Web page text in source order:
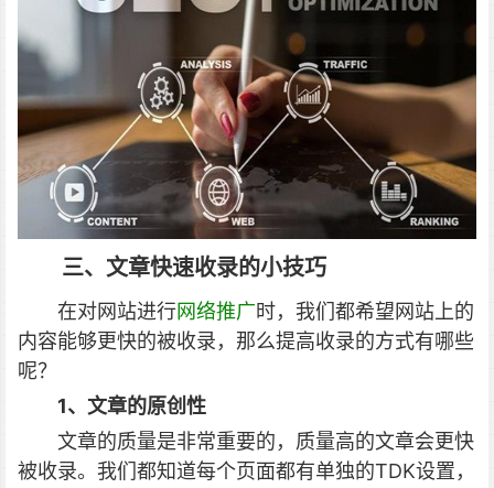
三、文章快速收录的小技巧
在对网站进行网络推广时，我们都希望网站上的
内容能够更快的被收录，那么提高收录的方式有哪些
呢？
1、文章的原创性
文章的质量是非常重要的，质量高的文章会更快
被收录。我们都知道每个页面都有单独的TDK设置，